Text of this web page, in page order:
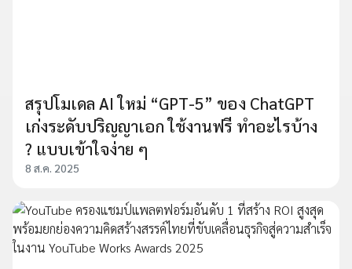
สรุปโมเดล AI ใหม่ “GPT-5” ของ ChatGPT
เก่งระดับปริญญาเอก ใช้งานฟรี ทำอะไรบ้าง
? แบบเข้าใจง่าย ๆ
8 ส.ค. 2025